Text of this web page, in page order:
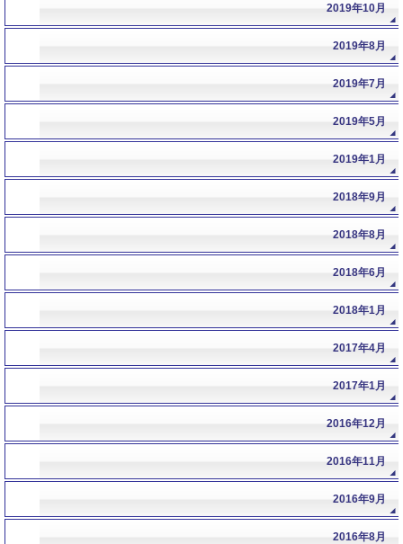
2019年10月
2019年8月
2019年7月
2019年5月
2019年1月
2018年9月
2018年8月
2018年6月
2018年1月
2017年4月
2017年1月
2016年12月
2016年11月
2016年9月
2016年8月